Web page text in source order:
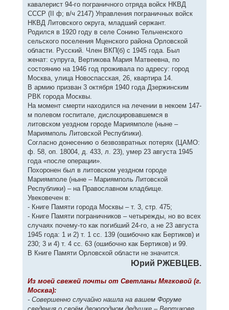
щ
е
и
е
кавалерист 94-го пограничного отряда войск НКВД
СССР (II ф; в/ч 2147) Управления пограничных войск
НКВД Литовского округа, младший сержант.
Родился в 1920 году в селе Сонино Тельченского
сельского поселения Мценского района Орловской
области. Русский. Член ВКП(б) с 1945 года. Был
женат: супруга, Вертикова Мария Матвеевна, по
состоянию на 1946 год проживала по адресу: город
Москва, улица Новоспасская, 26, квартира 14.
В армию призван 3 октября 1940 года Дзержинским
РВК города Москвы.
На момент смерти находился на лечении в некоем 147-
м полевом госпитале, дислоцировавшемся в
литовском уездном городе Мариямполе (ныне –
Мариямполь Литовской Республики).
Согласно донесению о безвозвратных потерях (ЦАМО:
ф. 58, оп. 18004, д. 433, л. 23), умер 23 августа 1945
года «после операции».
Похоронен был в литовском уездном городе
Мариямполе (ныне – Мариямполь Литовской
Республики) – на Православном кладбище.
Увековечен в:
- Книге Памяти города Москвы – т. 3, стр. 475;
- Книге Памяти пограничников – четырежды, но во всех
случаях почему-то как погибший 24-го, а не 23 августа
1945 года: 1 и 2) т. 1 сс. 139 (ошибочно как Бертиков) и
230; 3 и 4) т. 4 сс. 63 (ошибочно как Бертиков) и 99.
В Книге Памяти Орловской области не значится.
Юрий РЖЕВЦЕВ.
Из моей свежей почты от Светланы Мягковой (г.
Москва):
- Совершенно случайно нашла на вашем Форуме